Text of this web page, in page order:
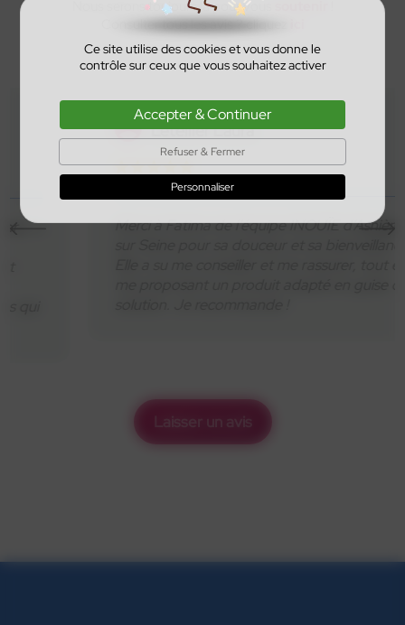
Ce site utilise des cookies et vous donne le
contrôle sur ceux que vous souhaitez activer
Accepter & Continuer
Refuser & Fermer
Personnaliser
Nous serons toujours là pour vous
Consulter tous les avis ? cliquez
Letellier Laura
Merci à Fatima de l’équipe INOUÏE d’Asnières
Laisser un avis